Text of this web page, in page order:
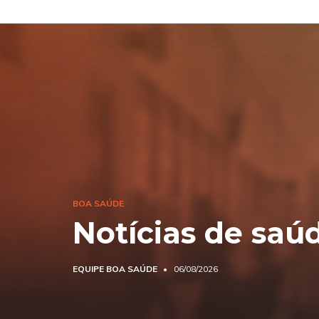
BOA SAÚDE
Notícias de
EQUIPE BOA SAÚDE 06/08/2026